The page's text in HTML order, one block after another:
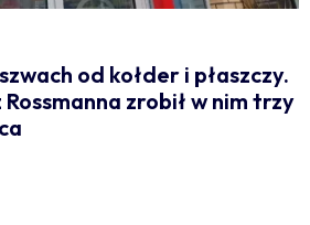
od kołder i płaszczy.
zrobił w nim trzy